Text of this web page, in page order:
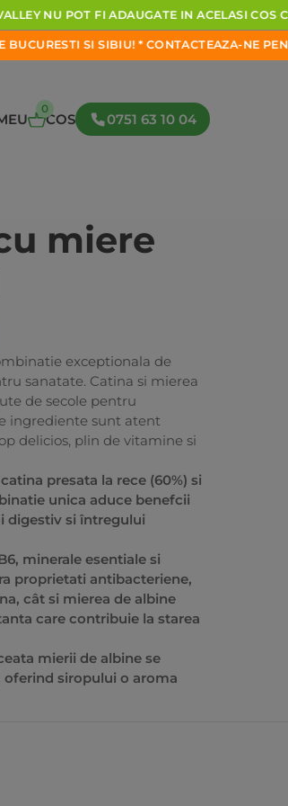
NUPOTFIADAUGATEIN ACELASICOSCU
SISIBIU!*CONTACTEAZA-NEPENTRU
0
COS 0751 63 10 04
miere
exceptionala de
sanatate. Catina si mierea
de secole pentru
ingrediente sunt atent
delicios, plin de vitamine si
presata la rece (60%) si
unica aduce benefcii
digestiv si întregului
minerale esentiale si
proprietati antibacteriene,
cât si mierea de albine
care contribuie la starea
mierii de albine se
siropului o aroma